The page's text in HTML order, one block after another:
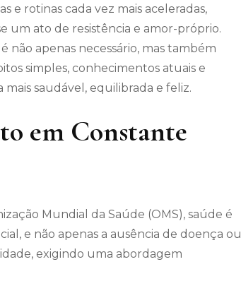
e rotinas cada vez mais aceleradas,
um ato de resistência e amor-próprio.
não apenas necessário, mas também
simples, conhecimentos atuais e
saudável, equilibrada e feliz.
em Constante
Mundial da Saúde (OMS), saúde é
e não apenas a ausência de doença ou
exigindo uma abordagem